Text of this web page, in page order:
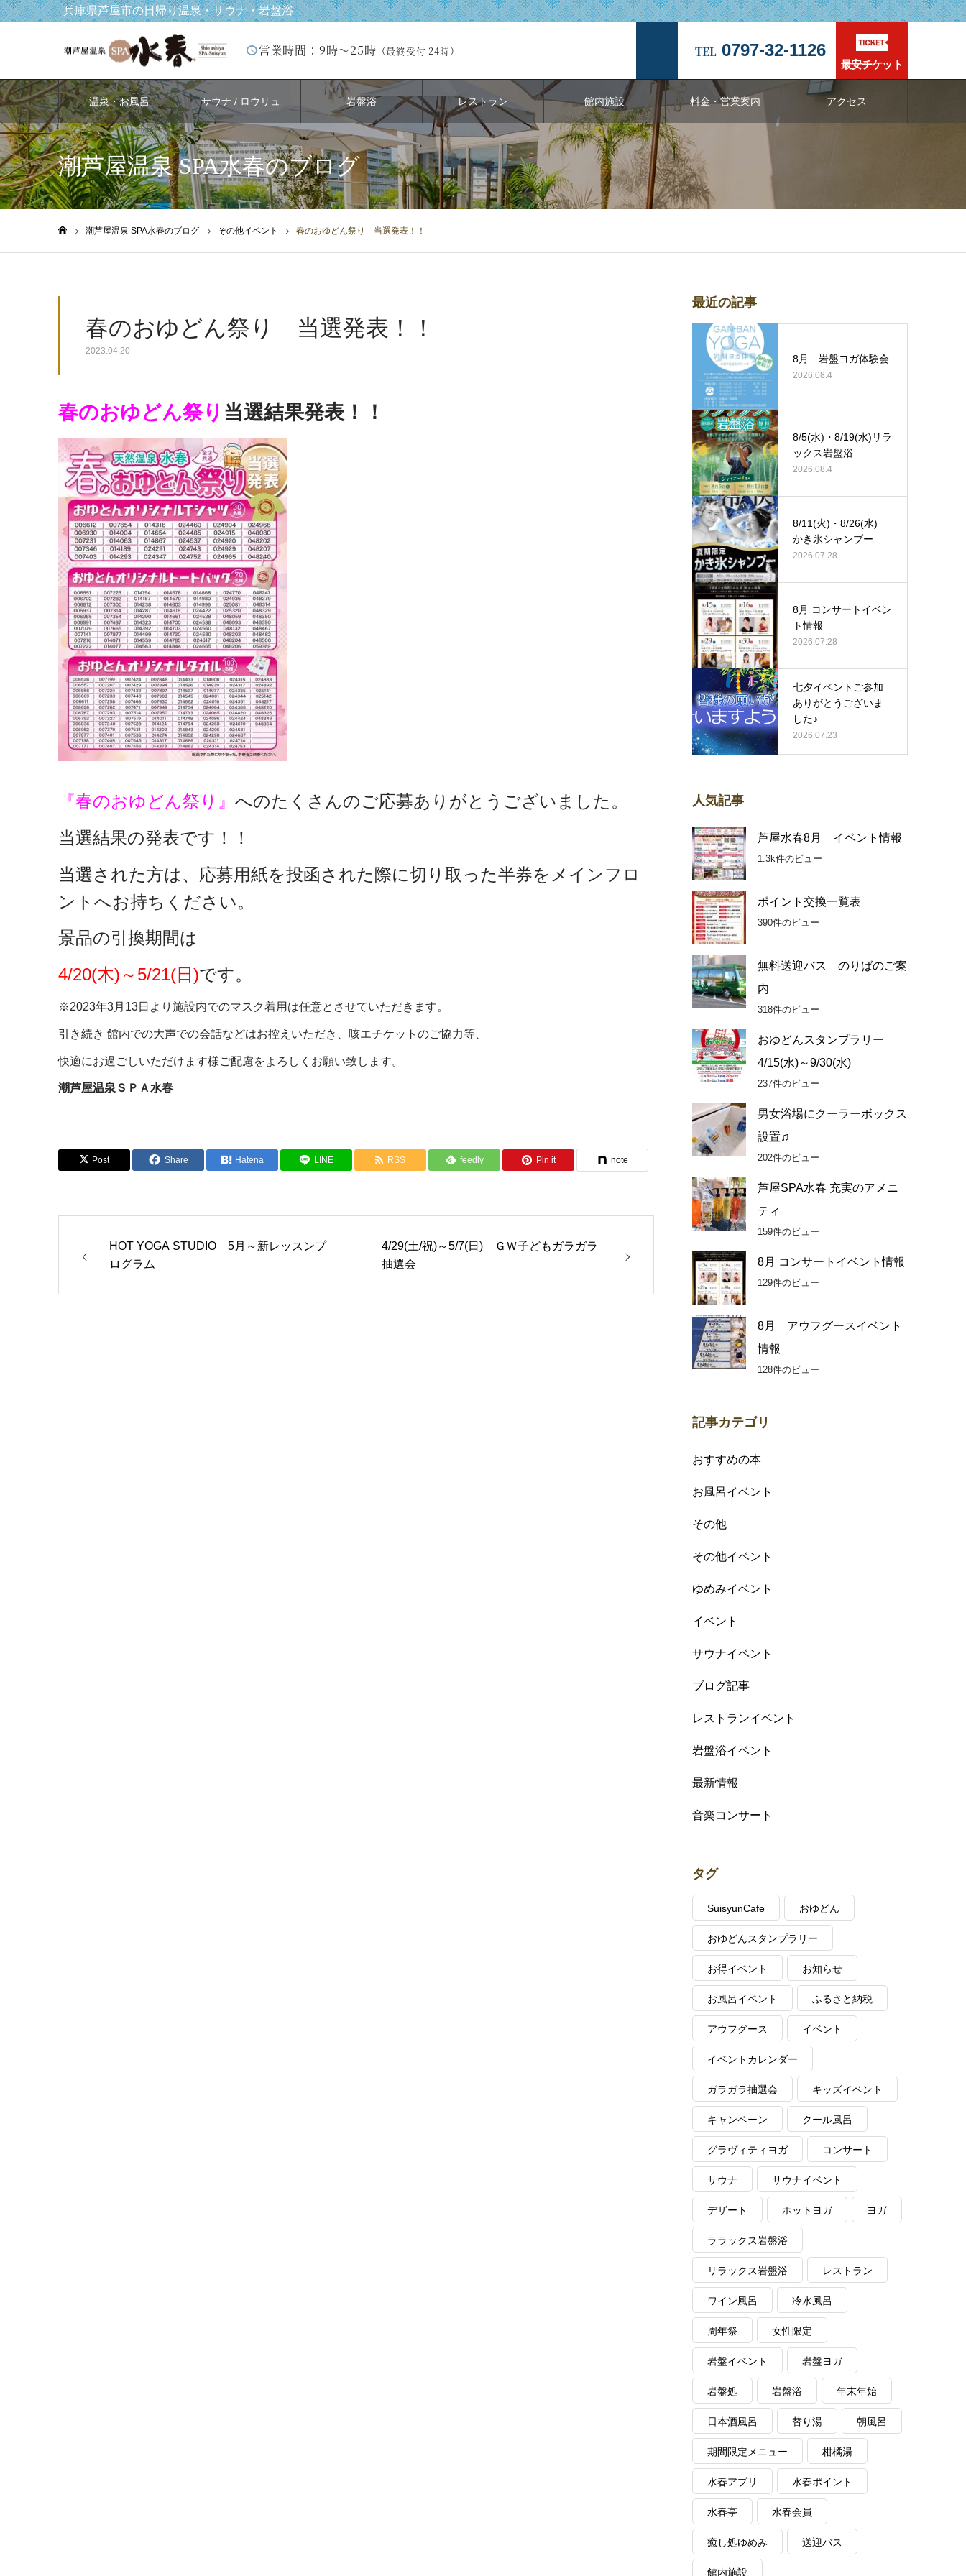
兵庫県芦屋市の日帰り温泉・サウナ・岩盤浴
営業時間：9時～25時 （最終受付 24時）
最安チケット
0797-32-1126
温泉・お風呂 サウナ / ロウリュ 岩盤浴 レストラン 館内施設 料金・営業案内 アクセス
潮芦屋温泉 SPA水春のブログ
潮芦屋温泉 SPA水春のブログ その他イベント 春のおゆどん祭り 当選発表！！
春のおゆどん祭り 当選発表！！
2023.04.20
春のおゆどん祭り 当選結果発表！！
『春のおゆどん祭り』 へのたくさんのご応募ありがとうございました。
当選結果の発表です！！
当選された方は、応募用紙を投函された際に切り取った半券をメインフロ
ントへお持ちください。
景品の引換期間は
4/20(木)～5/21(日)です。
※2023年3月13日より施設内でのマスク着用は任意とさせていただきます。
引き続き 館内での大声での会話などはお控えいただき、咳エチケットのご協力等、
快適にお過ごしいただけます様ご配慮をよろしくお願い致します。
潮芦屋温泉ＳＰＡ水春
Post Share Hatena LINE RSS feedly Pin it note
HOT YOGA STUDIO 5月～新レッスンプ
ログラム
4/29(土/祝)～5/7(日) ＧＷ子どもガラガラ
抽選会
最近の記事
8月 岩盤ヨガ体験会
2026.08.4
8/5(水)・8/19(水)リラ
ックス岩盤浴
2026.08.4
8/11(火)・8/26(水)
かき氷シャンプー
2026.07.28
8月 コンサートイベン
ト情報
2026.07.28
七夕イベントご参加
ありがとうございま
した♪
2026.07.23
人気記事
芦屋水春8月 イベント情報
1.3k件のビュー
ポイント交換一覧表
390件のビュー
無料送迎バス のりばのご案
内
318件のビュー
おゆどんスタンプラリー
4/15(水)～9/30(水)
237件のビュー
男女浴場にクーラーボックス
設置♫
202件のビュー
芦屋SPA水春 充実のアメニ
ティ
159件のビュー
8月 コンサートイベント情報
129件のビュー
8月 アウフグースイベント
情報
128件のビュー
記事カテゴリ
おすすめの本
お風呂イベント
その他
その他イベント
ゆめみイベント
イベント
サウナイベント
ブログ記事
レストランイベント
岩盤浴イベント
最新情報
音楽コンサート
タグ
SuisyunCafe おゆどん
おゆどんスタンプラリー
お得イベント お知らせ
お風呂イベント ふるさと納税
アウフグース イベント
イベントカレンダー
ガラガラ抽選会 キッズイベント
キャンペーン クール風呂
グラヴィティヨガ コンサート
サウナ サウナイベント
デザート ホットヨガ ヨガ
ララックス岩盤浴
リラックス岩盤浴 レストラン
ワイン風呂 冷水風呂
周年祭 女性限定
岩盤イベント 岩盤ヨガ
岩盤処 岩盤浴 年末年始
日本酒風呂 替り湯 朝風呂
期間限定メニュー 柑橘湯
水春アプリ 水春ポイント
水春亭 水春会員
癒し処ゆめみ 送迎バス
館内施設